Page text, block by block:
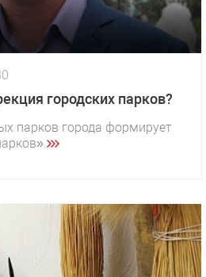
городских парков?
парков города формирует